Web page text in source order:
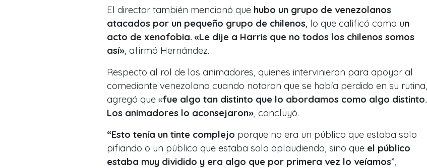
El director también mencionó que hubo un grupo de venezolanos
atacados por un pequeño grupo de chilenos , lo que calificó como un
acto de xenofobia. «Le dije a Harris que no todos los chilenos somos
así» , afirmó Hernández.
Respecto al rol de los animadores, quienes intervinieron para apoyar al
comediante venezolano cuando notaron que se había perdido en su rutina,
agregó que «fue algo tan distinto que lo abordamos como algo distinto.
Los animadores lo aconsejaron» , concluyó.
“Esto tenía un tinte complejo porque no era un público que estaba solo
pifiando o un público que estaba solo aplaudiendo, sino que el público
estaba muy dividido y era algo que por primera vez lo veíamos”,